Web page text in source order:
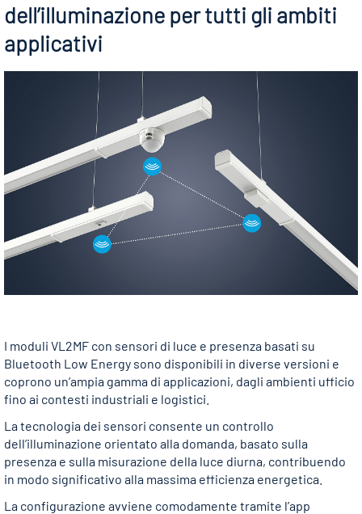
dell’illuminazione per tutti gli ambiti
applicativi
I moduli VL2MF con sensori di luce e presenza basati su
Bluetooth Low Energy sono disponibili in diverse versioni e
coprono un’ampia gamma di applicazioni, dagli ambienti ufficio
fino ai contesti industriali e logistici.
La tecnologia dei sensori consente un controllo
dell’illuminazione orientato alla domanda, basato sulla
presenza e sulla misurazione della luce diurna, contribuendo
in modo significativo alla massima efficienza energetica.
La configurazione avviene comodamente tramite l’app